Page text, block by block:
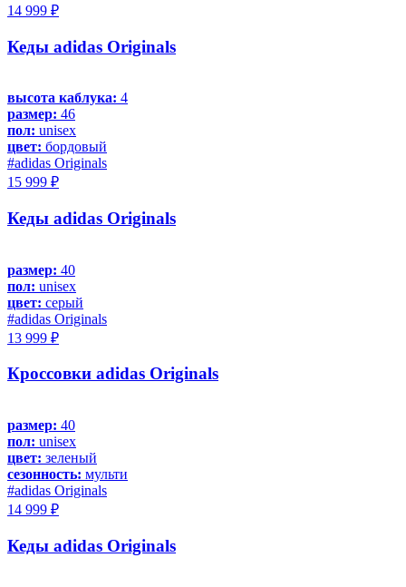
14 999 ₽
Кеды adidas Originals
высота каблука: 4
размер: 46
пол: unisex
цвет: бордовый
#adidas Originals
15 999 ₽
Кеды adidas Originals
размер: 40
пол: unisex
цвет: серый
#adidas Originals
13 999 ₽
Кроссовки adidas Originals
размер: 40
пол: unisex
цвет: зеленый
сезонность: мульти
#adidas Originals
14 999 ₽
Кеды adidas Originals